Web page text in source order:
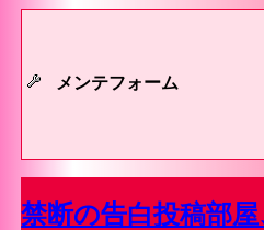
メンテフォーム
禁断の告白投稿部